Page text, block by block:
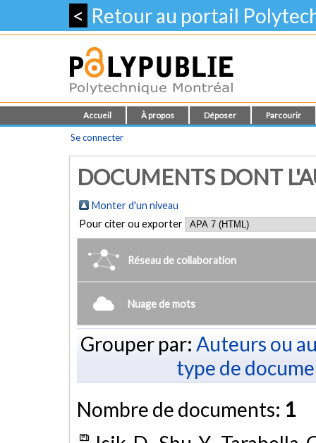
< Retour au portail
Accueil À propos Déposer Parcourir
Se connecter
DOCUMENTS DONT
Monter d'un niveau
Pour citer ou exporter
Réseau de collaboration
Nuage de mots
Grouper par: Auteurs ou
type de
Nombre de documents: 1